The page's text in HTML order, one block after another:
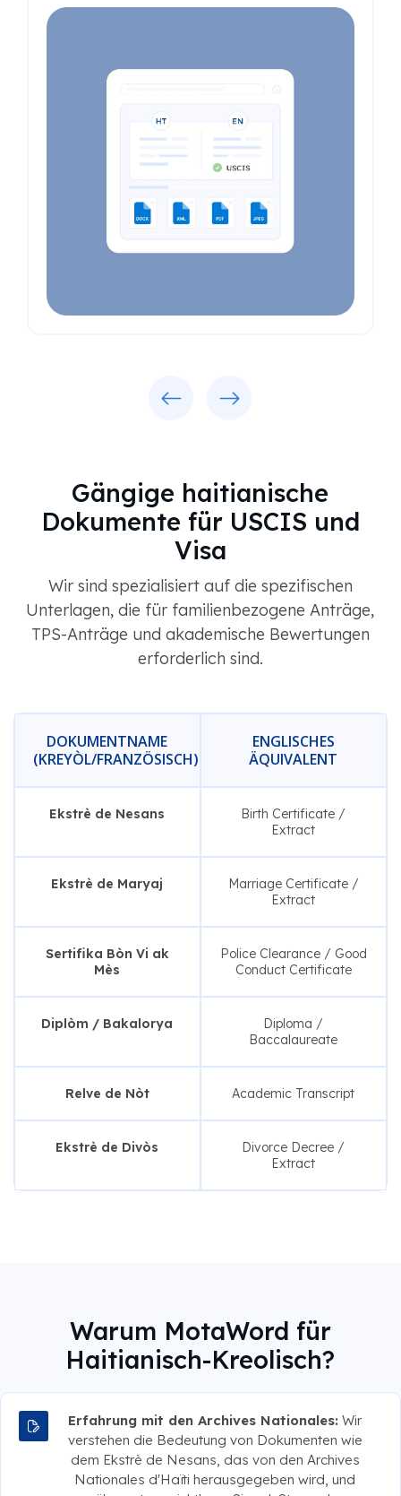
Gängige haitianische
Dokumente für USCIS und
Visa
Wir sind spezialisiert auf die spezifischen
Unterlagen, die für familienbezogene Anträge,
TPS-Anträge und akademische Bewertungen
erforderlich sind.
DOKUMENTNAME
(KREYÒL/FRANZÖSISCH)
ENGLISCHES
ÄQUIVALENT
Ekstrè de Nesans
Birth Certificate /
Extract
Ekstrè de Maryaj
Marriage Certificate /
Extract
Sertifika Bòn Vi ak
Mès
Police Clearance / Good
Conduct Certificate
Diplòm / Bakalorya
Diploma /
Baccalaureate
Relve de Nòt Academic Transcript
Ekstrè de Divòs
Divorce Decree /
Extract
Warum MotaWord für
Haitianisch-Kreolisch?
Erfahrung mit den Archives Nationales: Wir
verstehen die Bedeutung von Dokumenten wie
dem Ekstrè de Nesans, das von den Archives
Nationales d'Haïti herausgegeben wird, und